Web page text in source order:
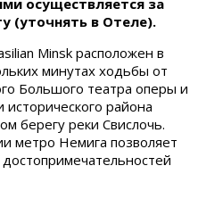
осуществляется за
(уточнять в Отеле).
Minsk расположен в
минутах ходьбы от
Большого театра оперы и
исторического района
берегу реки Свислочь.
метро Немига позволяет